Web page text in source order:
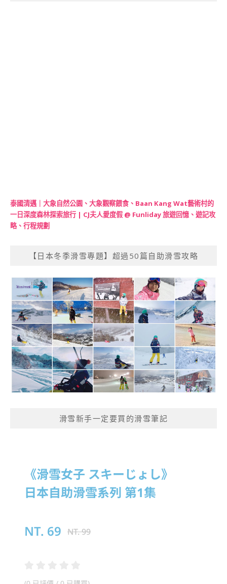
泰國清邁｜大象自然公園、大象觀察餵食、Baan Kang Wat藝術村的
一日深度森林探索旅行 | CJ夫人愛度假 @ Funliday 旅遊回憶、遊記攻
略、行程規劃
【日本冬季滑雪專題】超過50篇自助滑雪攻略
滑雪新手一定要買的滑雪筆記